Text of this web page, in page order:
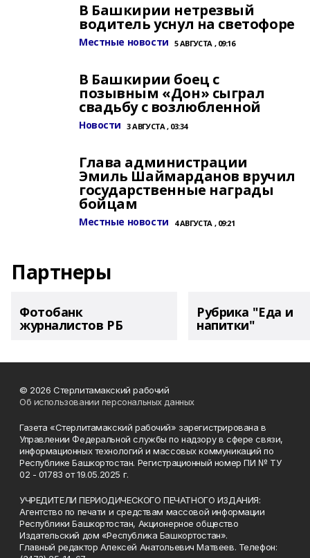
В Башкирии нетрезвый
водитель уснул на светофоре
Местные новости 5 АВГУСТА , 09:16
В Башкирии боец с
позывным «Дон» сыграл
свадьбу с возлюбленной
Новости 3 АВГУСТА , 03:34
Глава администрации
Эмиль Шаймарданов вручил
государственные награды
бойцам
Местные новости 4 АВГУСТА , 09:21
Партнеры
Фотобанк
журналистов РБ
Рубрика "Еда и
напитки"
© 2026 Стерлитамакский рабочий
Об использовании персональных данных
Газета «Стерлитамакский рабочий» зарегистрирована в
Управлении Федеральной службы по надзору в сфере связи,
информационных технологий и массовых коммуникаций по
Республике Башкортостан. Регистрационный номер ПИ № ТУ
02 - 01783 от 19.05.2025 г.
УЧРЕДИТЕЛИ ПЕРИОДИЧЕСКОГО ПЕЧАТНОГО ИЗДАНИЯ:
Агентство по печати и средствам массовой информации
Республики Башкортостан, Акционерное общество
Издательский дом «Республика Башкортостан».
Главный редактор Алексей Анатольевич Матвеев. Телефон: